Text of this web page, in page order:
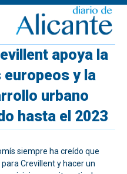
apoya la
y la
urbano
hasta el 2023
siempre ha creído que
Crevillent y hacer un